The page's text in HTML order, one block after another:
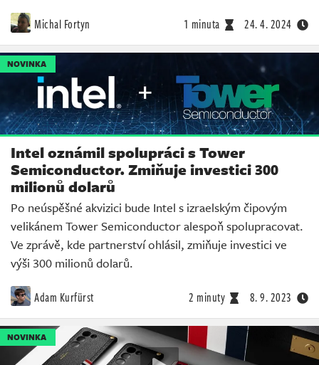
Michal Fortyn 1 minuta 24. 4. 2024
NOVINKA
Intel oznámil spolupráci s Tower
Semiconductor. Zmiňuje investici 300
milionů dolarů
Po neúspěšné akvizici bude Intel s izraelským čipovým
velikánem Tower Semiconductor alespoň spolupracovat.
Ve zprávě, kde partnerství ohlásil, zmiňuje investici ve
výši 300 milionů dolarů.
Adam Kurfürst 2 minuty 8. 9. 2023
NOVINKA